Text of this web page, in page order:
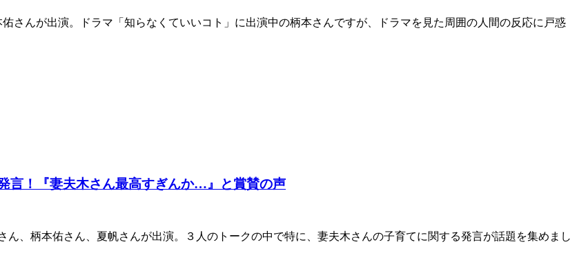
さんが出演。ドラマ「知らなくていいコト」に出演中の柄本さんですが、ドラマを見た周囲の人間の反応に戸惑
言！『妻夫木さん最高すぎんか…』と賞賛の声
、柄本佑さん、夏帆さんが出演。３人のトークの中で特に、妻夫木さんの子育てに関する発言が話題を集めまし